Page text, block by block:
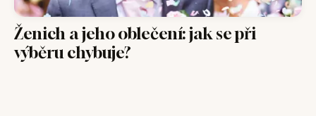
Ženich a jeho oblečení: jak se při
výběru chybuje?